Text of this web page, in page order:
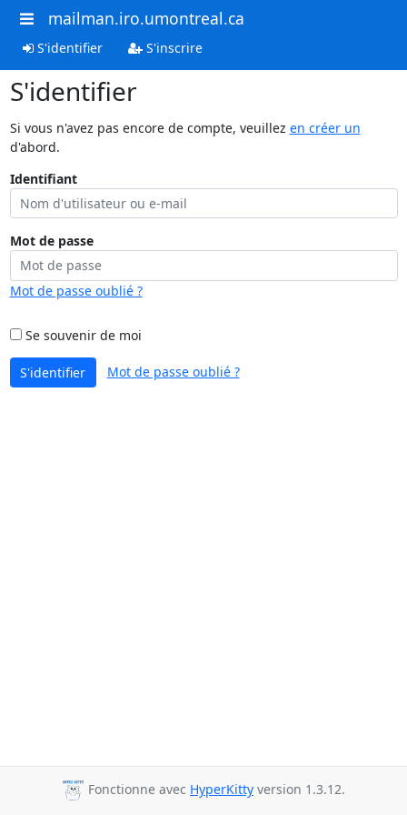
mailman.iro.umontreal.ca
S'identifier S'inscrire
S'identifier
Si vous n'avez pas encore de compte, veuillez en créer un
d'abord.
Identifiant
Mot de passe
Mot de passe oublié ?
Se souvenir de moi
S'identifier Mot de passe oublié ?
Fonctionne avec HyperKitty version 1.3.12.